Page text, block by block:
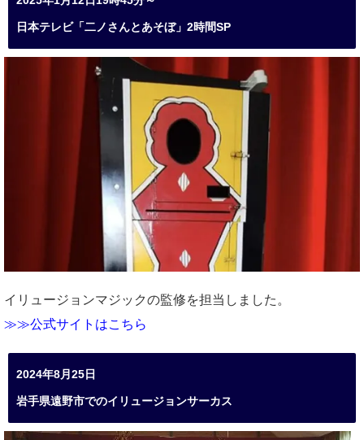
日本テレビ「二ノさんとあそぼ」2時間SP
イリュージョンマジックの監修を担当しました。
≫≫公式サイトはこちら
2024年8月25日
岩手県遠野市でのイリュージョンサーカス